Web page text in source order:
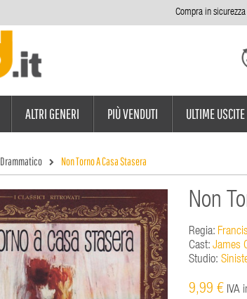
Compra in
ALTRI GENERI PIÙ VENDUTI ULTIME USCITE
Drammatico Non Torno A Casa Stasera
Non
Regia:
Cast: James
Studio:
9,99 € IVA